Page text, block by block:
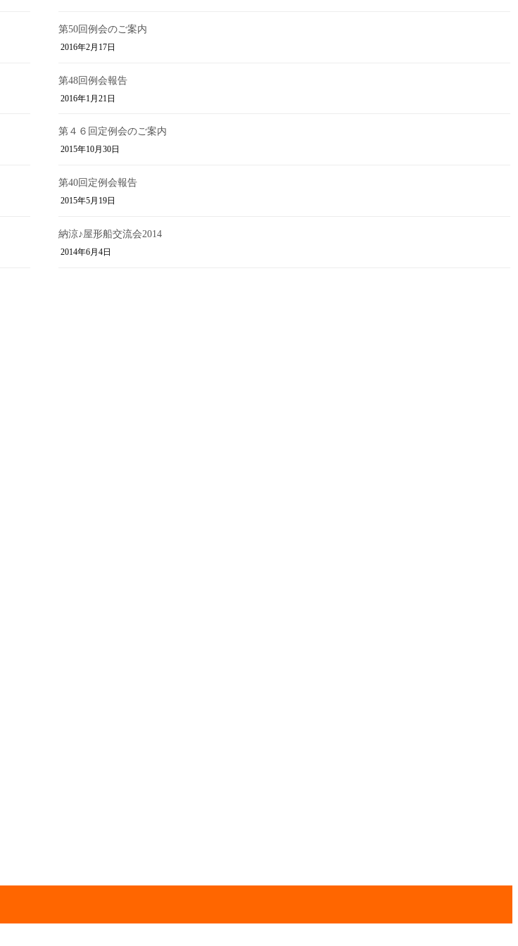
第50回例会のご案内
2016年2月17日
第48回例会報告
2016年1月21日
第４６回定例会のご案内
2015年10月30日
第40回定例会報告
2015年5月19日
納涼♪屋形船交流会2014
2014年6月4日